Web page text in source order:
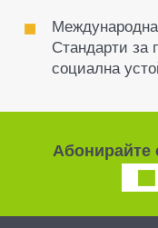
Стандарти за
социална
Абонирайте